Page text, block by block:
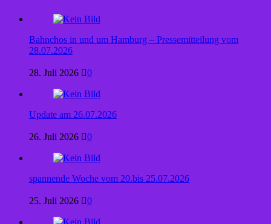
Bahnchos in und um Hamburg – Pressemitteilung vom
28.07.2026
28. Juli 2026 0
Update am 26.07.2026
26. Juli 2026 0
spannende Woche vom 20.bis 25.07.2026
25. Juli 2026 0